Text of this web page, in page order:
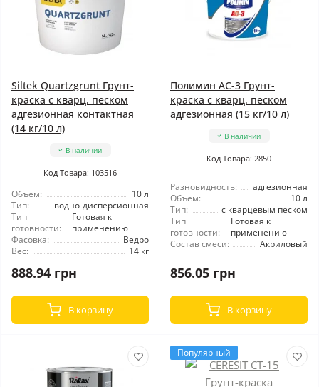
Siltek Quartzgrunt Грунт-
краска с кварц. песком
адгезионная контактная
(14 кг/10 л)
В наличии
Код Товара: 103516
Объем:
10 л
Тип:
водно-дисперсионная
Тип
готовности:
Готовая к
применению
Фасовка:
Ведро
Вес:
14 кг
888.94 грн
В корзину
Полимин АС-3 Грунт-
краска с кварц. песком
адгезионная (15 кг/10 л)
В наличии
Код Товара: 2850
Разновидность:
адгезионная
Объем:
10 л
Тип:
с кварцевым песком
Тип
готовности:
Готовая к
применению
Состав смеси:
Акриловый
856.05 грн
В корзину
Популярный